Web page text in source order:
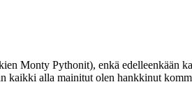
Monty Pythonit), enkä edelleenkään
kaikki alla mainitut olen hankkinut